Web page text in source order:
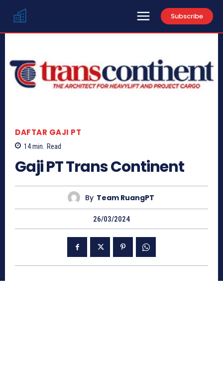
Subscribe
DAFTAR GAJI PT
14min. Read
Gaji PT Trans Continent
By Team RuangPT
26/03/2024